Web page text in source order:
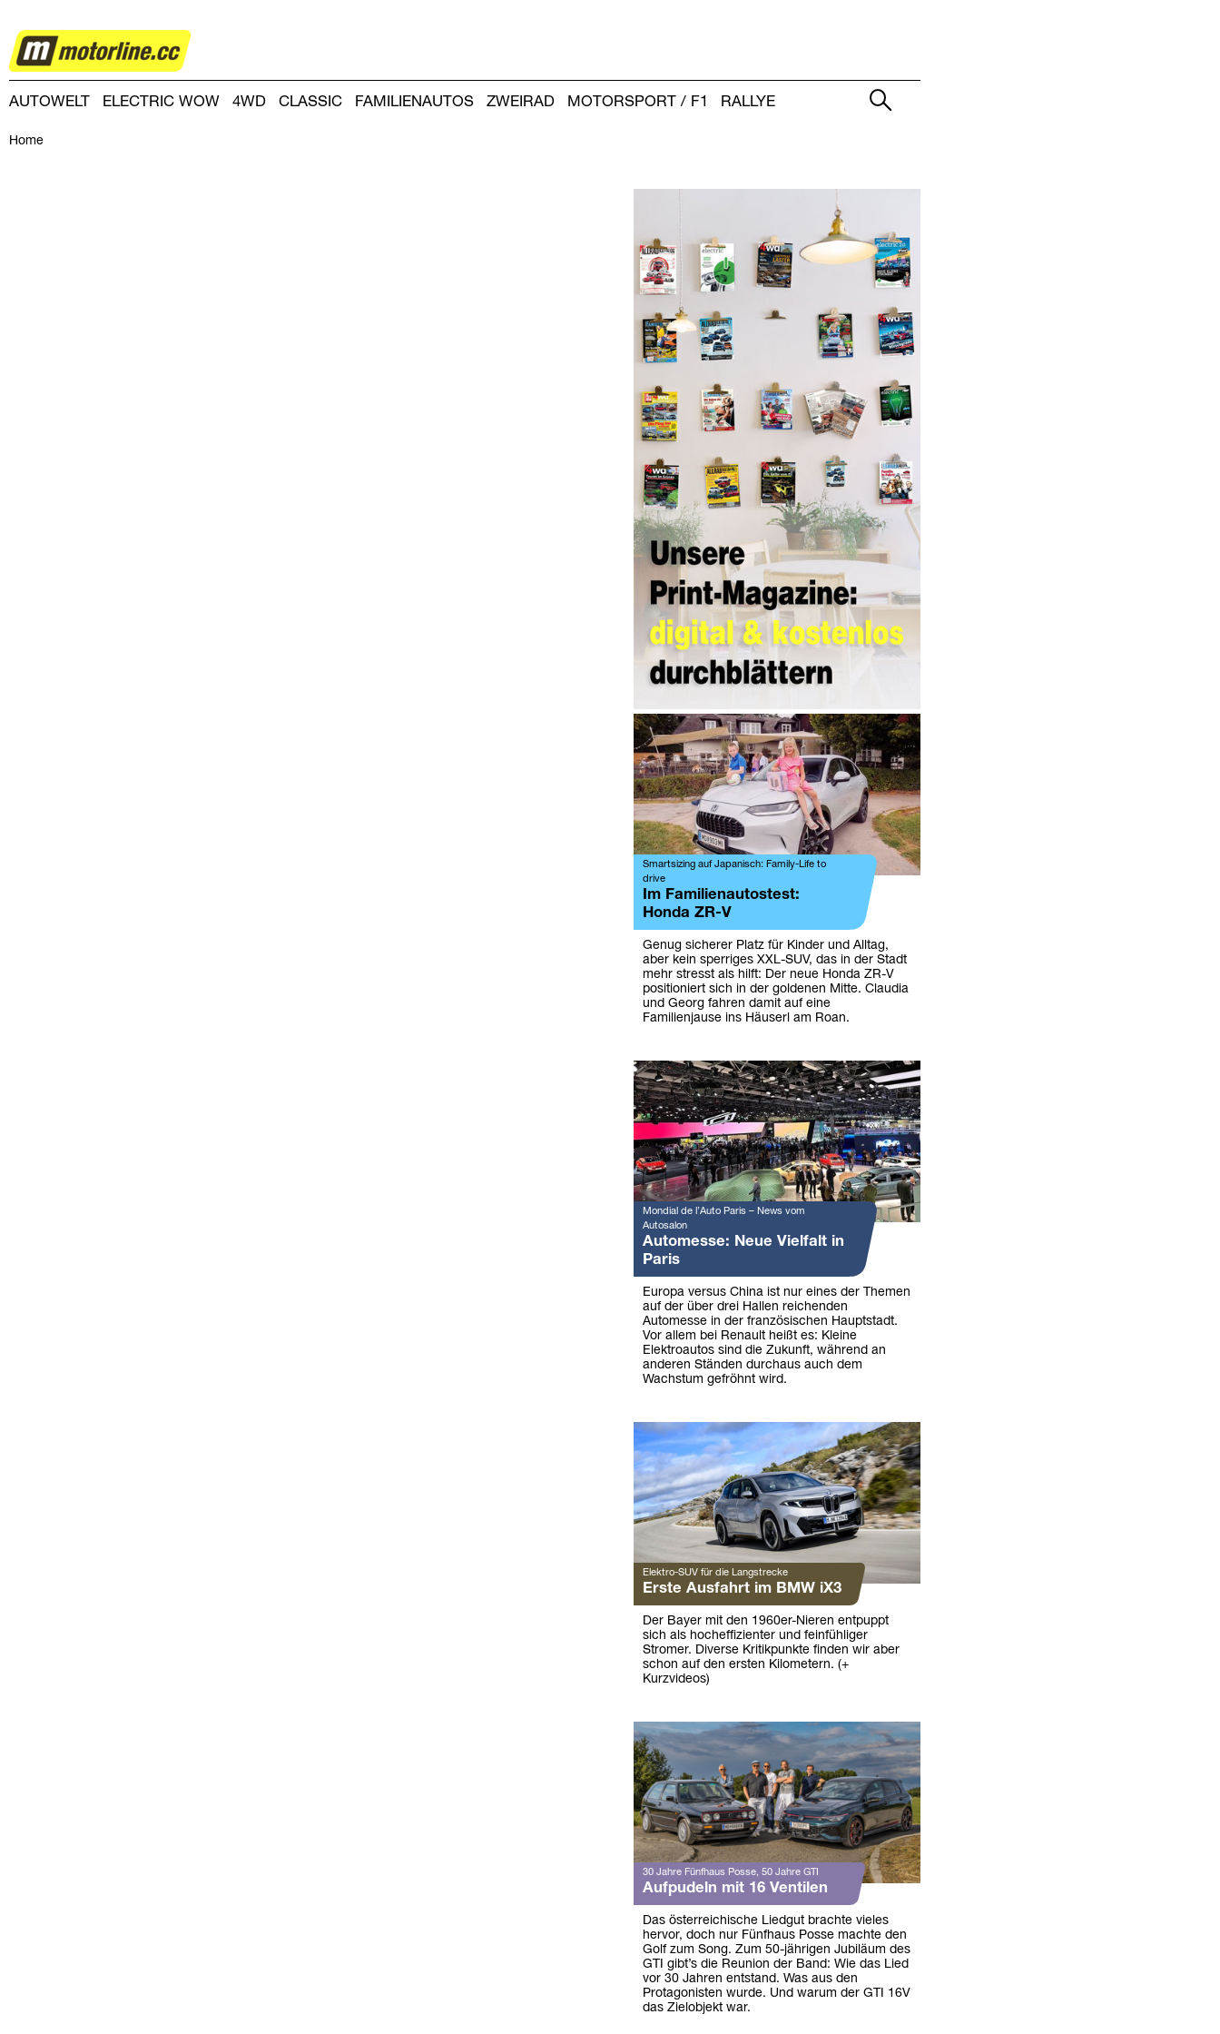
Magazine
AUTOWELT ELECTRIC WOW 4WD CLASSIC FAMILIENAUTOS ZWEIRAD MOTORSPORT / F1
RALLYE
Home
Smartsizing auf Japanisch: Family-Life to
drive
Im Familienautostest:
Honda ZR-V
Genug sicherer Platz für Kinder und Alltag,
aber kein sperriges XXL-SUV, das in der Stadt
mehr stresst als hilft: Der neue Honda ZR-V
positioniert sich in der goldenen Mitte. Claudia
und Georg fahren damit auf eine
Familienjause ins Häuserl am Roan.
Mondial de l’Auto Paris – News vom
Autosalon
Automesse: Neue Vielfalt in
Paris
Europa versus China ist nur eines der Themen
auf der über drei Hallen reichenden
Automesse in der französischen Hauptstadt.
Vor allem bei Renault heißt es: Kleine
Elektroautos sind die Zukunft, während an
anderen Ständen durchaus auch dem
Wachstum gefröhnt wird.
Elektro-SUV für die Langstrecke
Erste Ausfahrt im BMW iX3
Der Bayer mit den 1960er-Nieren entpuppt
sich als hocheffizienter und feinfühliger
Stromer. Diverse Kritikpunkte finden wir aber
schon auf den ersten Kilometern. (+
Kurzvideos)
30 Jahre Fünfhaus Posse, 50 Jahre GTI
Aufpudeln mit 16 Ventilen
Das österreichische Liedgut brachte vieles
hervor, doch nur Fünfhaus Posse machte den
Golf zum Song. Zum 50-jährigen Jubiläum des
GTI gibt’s die Reunion der Band: Wie das Lied
vor 30 Jahren entstand. Was aus den
Protagonisten wurde. Und warum der GTI 16V
das Zielobjekt war.